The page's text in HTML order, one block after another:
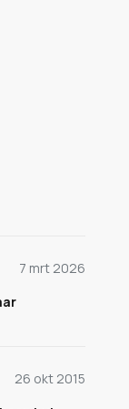
7 mrt 2026
26 okt 2015